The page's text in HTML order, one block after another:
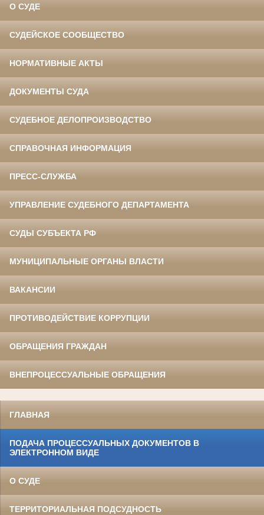
О СУДЕ
СУДЕЙСКОЕ СООБЩЕСТВО
НОРМАТИВНЫЕ АКТЫ
ДОКУМЕНТЫ СУДА
СУДЕБНОЕ ДЕЛОПРОИЗВОДСТВО
СПРАВОЧНАЯ ИНФОРМАЦИЯ
ПРЕСС-СЛУЖБА
УПРАВЛЕНИЕ СУДЕБНОГО ДЕПАРТАМЕНТА
СУДЫ СУБЪЕКТА РФ
МУНИЦИПАЛЬНЫЕ ОРГАНЫ ВЛАСТИ
ВАКАНСИИ
ПРОТИВОДЕЙСТВИЕ КОРРУПЦИИ
ОБРАЩЕНИЯ ГРАЖДАН
ВНЕПРОЦЕССУАЛЬНЫЕ ОБРАЩЕНИЯ
ГЛАВНАЯ
ПОДАЧА ПРОЦЕССУАЛЬНЫХ ДОКУМЕНТОВ В
ЭЛЕКТРОННОМ ВИДЕ
О СУДЕ
ТЕРРИТОРИАЛЬНАЯ ПОДСУДНОСТЬ